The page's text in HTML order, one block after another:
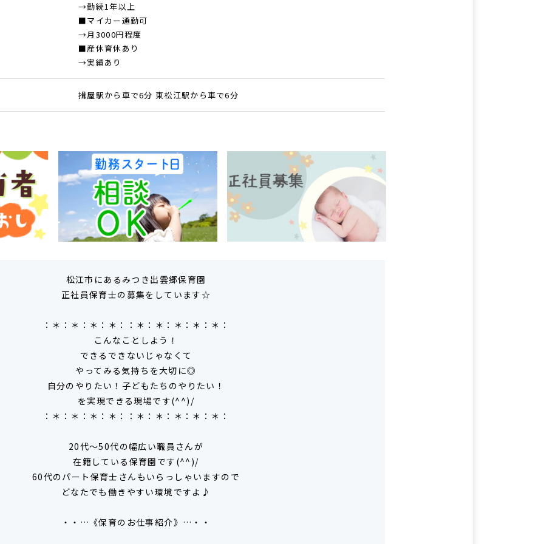
→勤続1年以上
■マイカー通勤可
→月3000円程度
■産休育休あり
→実績あり
揖屋駅から車で6分 東松江駅から車で6分
松江市にあるみつき出雲郷保育園
正社員保育士の募集をしています☆
：＊：＊：＊：＊：：＊：＊：＊：＊：＊：
こんなことしよう！
できるできないじゃなくて
やってみる気持ちを大切に◎
自分のやりたい！子どもたちのやりたい！
を実現できる現場です(^^)/
：＊：＊：＊：＊：：＊：＊：＊：＊：＊：
20代～50代の幅広い職員さんが
在籍している保育園です(^^)/
60代のパート保育士さんもいらっしゃいますので
どなたでも働きやすい環境ですよ♪
・・…《保育のお仕事紹介》…・・